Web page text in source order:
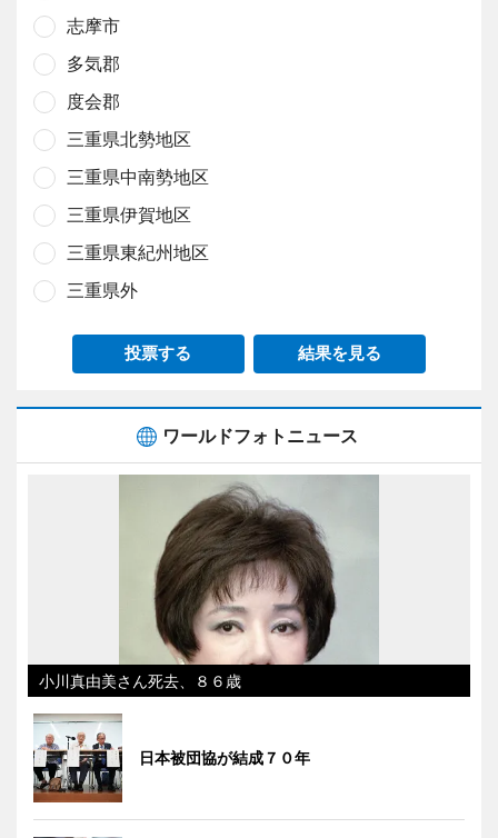
志摩市
多気郡
度会郡
三重県北勢地区
三重県中南勢地区
三重県伊賀地区
三重県東紀州地区
三重県外
投票する 結果を見る
ワールドフォトニュース
小川真由美さん死去、８６歳
日本被団協が結成７０年